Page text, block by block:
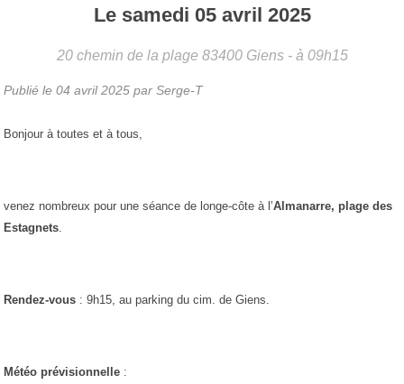
Le samedi 05 avril 2025
20 chemin de la plage 83400 Giens - à 09h15
Publié le 04 avril 2025 par Serge-T
Bonjour à toutes et à tous,
venez nombreux pour une séance de longe-côte à l’Almanarre, plage des
Estagnets
Rendez-vous : 9h15, au parking du cim. de Giens.
Météo prévisionnelle :